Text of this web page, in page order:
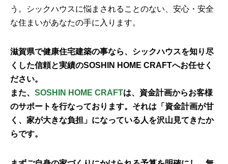
う。シックハウスに悩まされることのない、安心・安全
な住まいがあなたの手に入ります。
滋賀県で健康住宅建築の事なら、シックハウスを知り尽
くした信頼と実績のSOSHIN HOME CRAFTへお任せく
ださい。
また、 SOSHIN HOME CRAFTは、資金計画からお客様
のサポートを行なっております。それは「資金計画が甘
く、家が大きな負担」になっている人を沢山見てきたか
らです。